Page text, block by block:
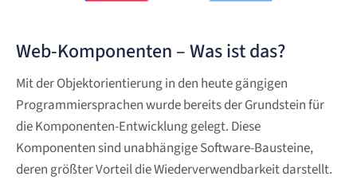
Web-Komponenten – Was ist das?
Mit der Objektorientierung in den heute gängigen
Programmiersprachen wurde bereits der Grundstein für
die Komponenten-Entwicklung gelegt. Diese
Komponenten sind unabhängige Software-Bausteine,
deren größter Vorteil die Wiederverwendbarkeit darstellt.